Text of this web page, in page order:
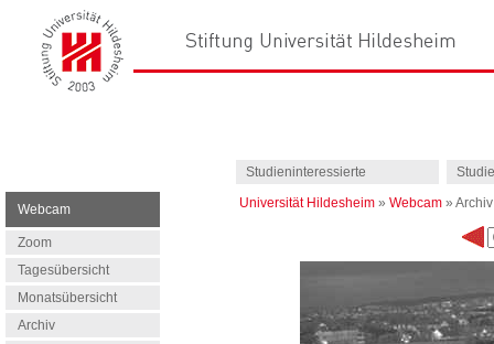
Studieninteressierte
Webcam
Zoom
Tagesübersicht
Monatsübersicht
Archiv
Universität Hildesheim » Webcam » Archiv